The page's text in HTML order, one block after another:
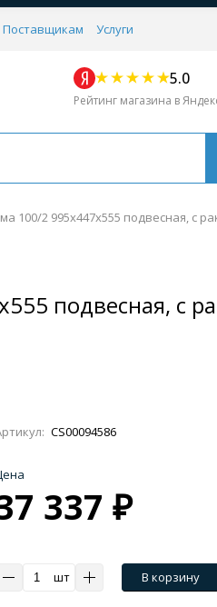
Поставщикам Услуги
5.0
Рейтинг магазина в
душа Для биде
С
для унитазов
100/2 995х447х555 подвесная, с
подвесная, с
CS00094586
337 ₽
шт
В корзину